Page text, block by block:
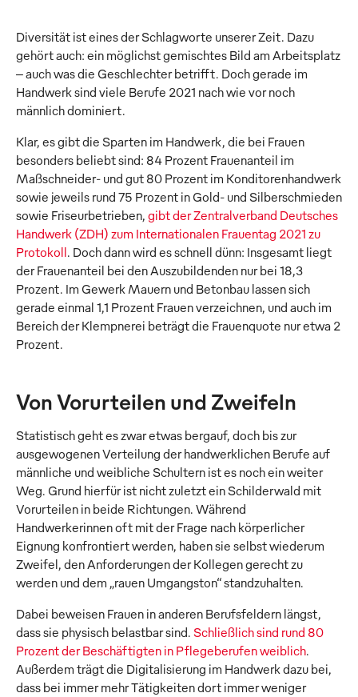
Diversität ist eines der Schlagworte unserer Zeit. Dazu
gehört auch: ein möglichst gemischtes Bild am Arbeitsplatz
‒ auch was die Geschlechter betrifft. Doch gerade im
Handwerk sind viele Berufe 2021 nach wie vor noch
männlich dominiert.
Klar, es gibt die Sparten im Handwerk, die bei Frauen
besonders beliebt sind: 84 Prozent Frauenanteil im
Maßschneider- und gut 80 Prozent im Konditorenhandwerk
sowie jeweils rund 75 Prozent in Gold- und Silberschmieden
sowie Friseurbetrieben, gibt der Zentralverband Deutsches
Handwerk (ZDH) zum Internationalen Frauentag 2021 zu
Protokoll. Doch dann wird es schnell dünn: Insgesamt liegt
der Frauenanteil bei den Auszubildenden nur bei 18,3
Prozent. Im Gewerk Mauern und Betonbau lassen sich
gerade einmal 1,1 Prozent Frauen verzeichnen, und auch im
Bereich der Klempnerei beträgt die Frauenquote nur etwa 2
Prozent.
Von Vorurteilen und Zweifeln
Statistisch geht es zwar etwas bergauf, doch bis zur
ausgewogenen Verteilung der handwerklichen Berufe auf
männliche und weibliche Schultern ist es noch ein weiter
Weg. Grund hierfür ist nicht zuletzt ein Schilderwald mit
Vorurteilen in beide Richtungen. Während
Handwerkerinnen oft mit der Frage nach körperlicher
Eignung konfrontiert werden, haben sie selbst wiederum
Zweifel, den Anforderungen der Kollegen gerecht zu
werden und dem „rauen Umgangston“ standzuhalten.
Dabei beweisen Frauen in anderen Berufsfeldern längst,
dass sie physisch belastbar sind. Schließlich sind rund 80
Prozent der Beschäftigten in Pflegeberufen weiblich.
Außerdem trägt die Digitalisierung im Handwerk dazu bei,
dass bei immer mehr Tätigkeiten dort immer weniger